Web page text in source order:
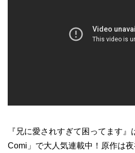
『兄に愛されすぎて困ってます
Comi」で大人気連載中！原作は夜